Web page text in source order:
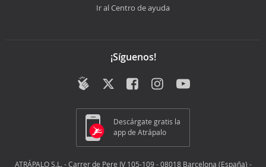
Ir al Centro de ayuda
¡Síguenos!
Descárgate gratis la
app de Atrápalo
ATRÁPALO S.L. - Carrer de Pere IV 105-109 - 08018 Barcelona (España) -